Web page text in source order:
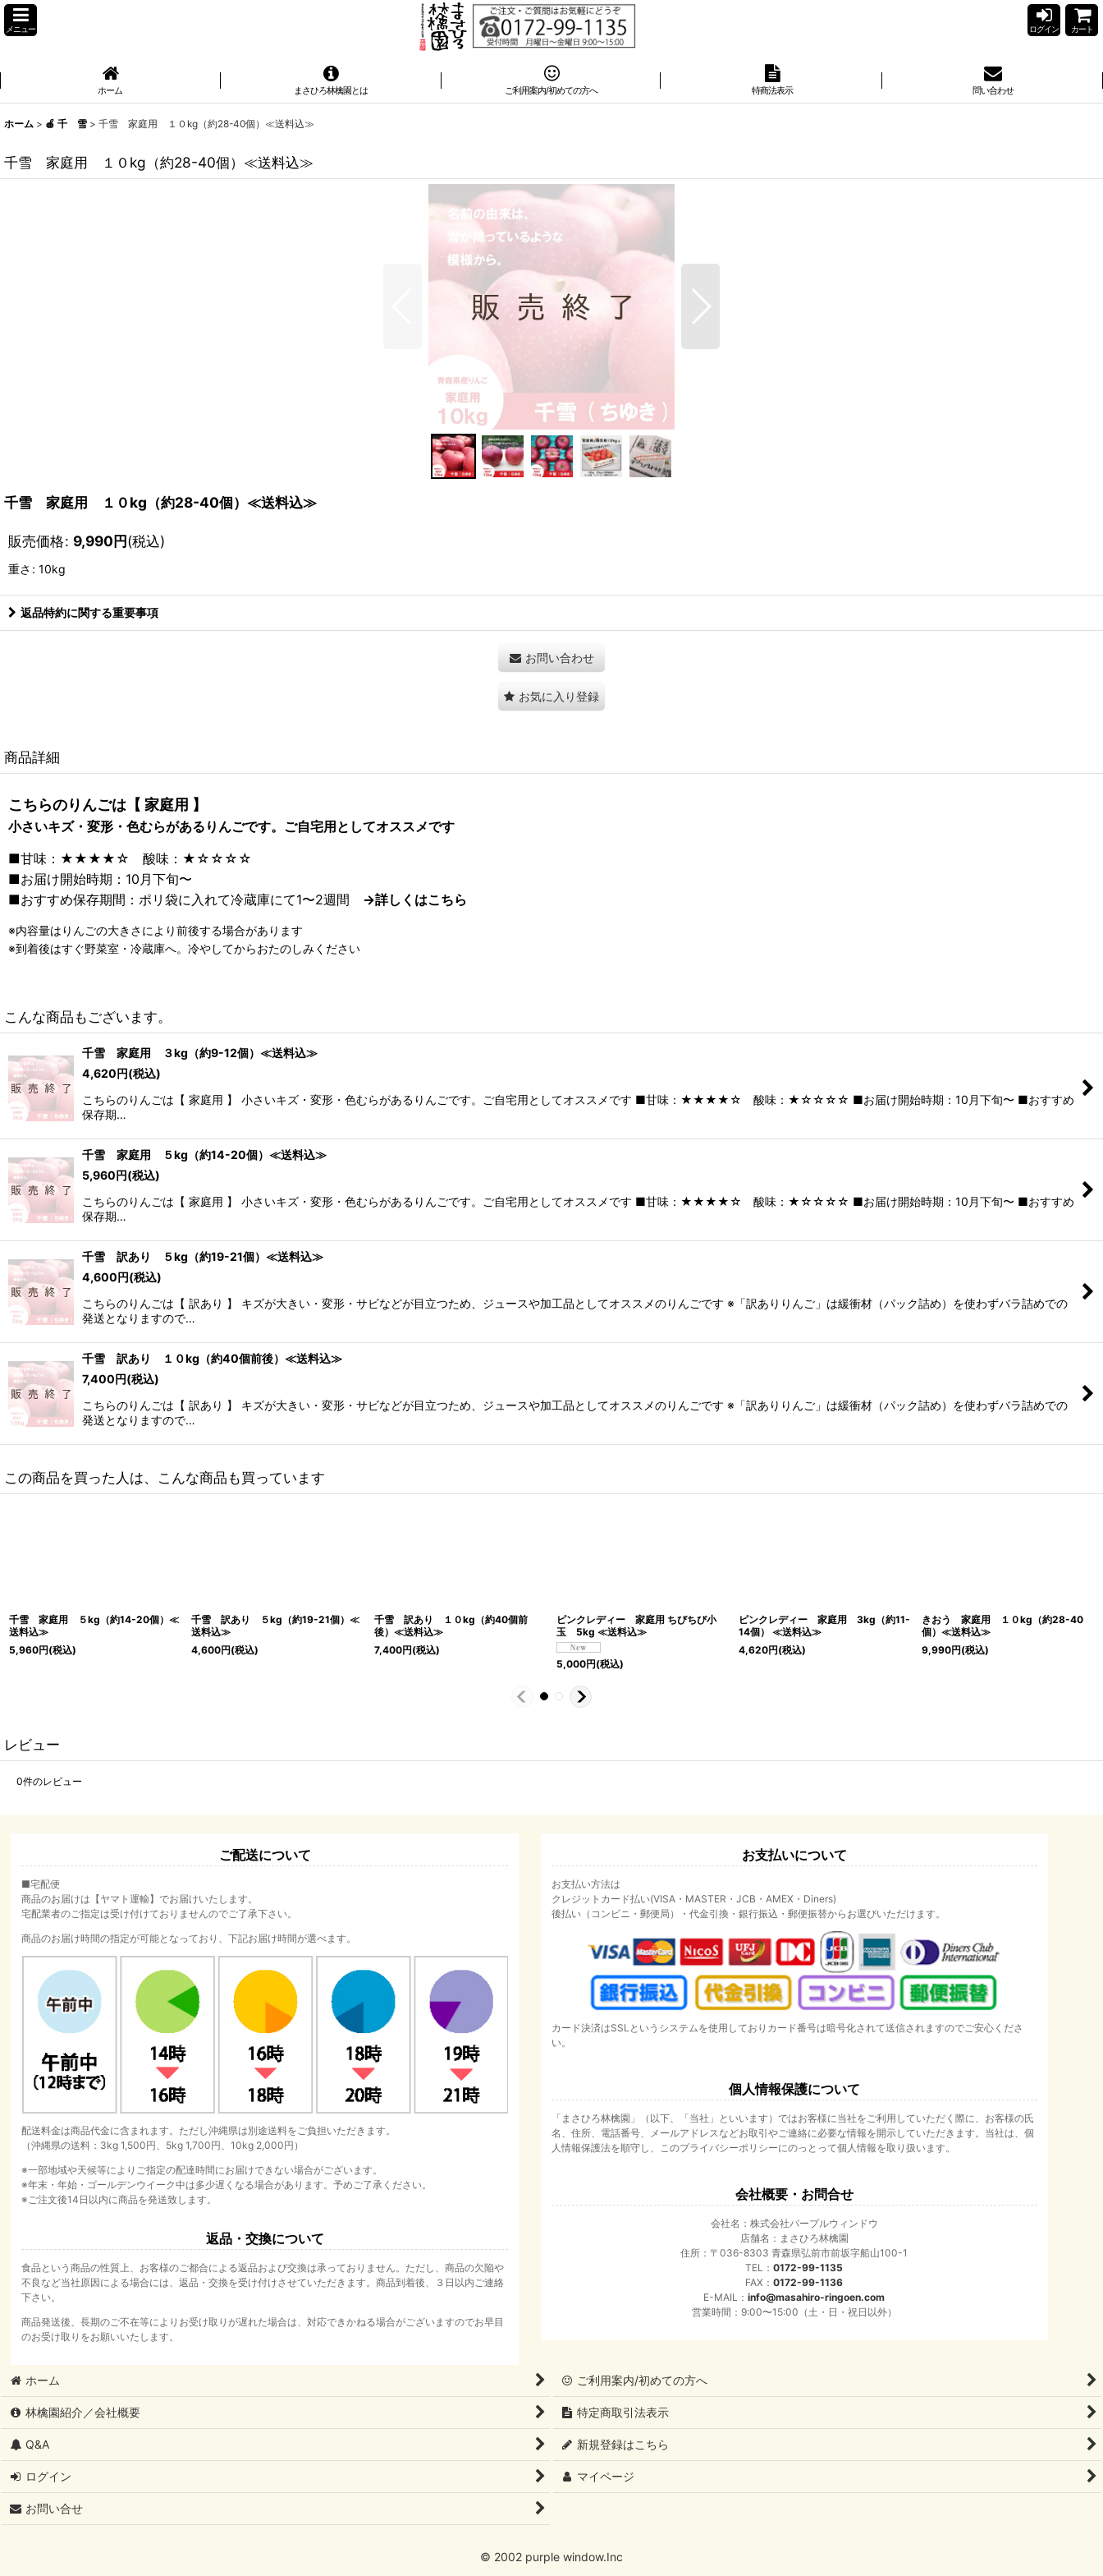
メニュー ログイン カート
ホーム まさひろ林檎園とは ご利用案内/初めての方へ 特商法表示 問い合わせ
ホーム > 🍎 千 雪 > 千雪 家庭用 １０kg（約28-40個）≪送料込≫
千雪 家庭用 １０kg（約28-40個）≪送料込≫
千雪 家庭用 １０kg（約28-40個）≪送料込≫
販売価格: 9,990円(税込)
重さ : 10kg
返品特約に関する重要事項
お問い合わせ
お気に入り登録
商品詳細
こちらのりんごは【 家庭用 】
小さいキズ・変形・色むらがあるりんごです。ご自宅用としてオススメです
■甘味：★★★★☆ 酸味：★☆☆☆☆
■お届け開始時期：10月下旬〜
■おすすめ保存期間：ポリ袋に入れて冷蔵庫にて1〜2週間 →詳しくはこちら
※内容量はりんごの大きさにより前後する場合があります
※到着後はすぐ野菜室・冷蔵庫へ。冷やしてからおたのしみください
こんな商品もございます。
千雪 家庭用 ３kg（約9-12個）≪送料込≫
4,620円(税込)
こちらのりんごは【 家庭用 】 小さいキズ・変形・色むらがあるりんごです。ご自宅用としてオススメです ■甘味：★★★★☆ 酸味：★☆☆☆☆ ■お届け開始時期：10月下旬〜 ■おすすめ
保存期…
千雪 家庭用 ５kg（約14-20個）≪送料込≫
5,960円(税込)
こちらのりんごは【 家庭用 】 小さいキズ・変形・色むらがあるりんごです。ご自宅用としてオススメです ■甘味：★★★★☆ 酸味：★☆☆☆☆ ■お届け開始時期：10月下旬〜 ■おすすめ
保存期…
千雪 訳あり ５kg（約19-21個）≪送料込≫
4,600円(税込)
こちらのりんごは【 訳あり 】 キズが大きい・変形・サビなどが目立つため、ジュースや加工品としてオススメのりんごです ※「訳ありりんご」は緩衝材（パック詰め）を使わずバラ詰めでの
発送となりますので…
千雪 訳あり １０kg（約40個前後）≪送料込≫
7,400円(税込)
こちらのりんごは【 訳あり 】 キズが大きい・変形・サビなどが目立つため、ジュースや加工品としてオススメのりんごです ※「訳ありりんご」は緩衝材（パック詰め）を使わずバラ詰めでの
発送となりますので…
この商品を買った人は、こんな商品も買っています
千雪 家庭用 ５kg（約14-20個）≪
送料込≫
5,960円(税込)
千雪 訳あり ５kg（約19-21個）≪
送料込≫
4,600円(税込)
千雪 訳あり １０kg（約40個前
後）≪送料込≫
7,400円(税込)
ピンクレディー 家庭用 ちびちび小
玉 5kg ≪送料込≫
5,000円(税込)
ピンクレディー 家庭用 3kg（約11-
14個） ≪送料込≫
4,620円(税込)
きおう 家庭用 １０kg（約28-40
個）≪送料込≫
9,990円(税込)
レビュー
0件のレビュー
ご配送について
■宅配便
商品のお届けは【ヤマト運輸】でお届けいたします。
宅配業者のご指定は受け付けておりませんのでご了承下さい。
商品のお届け時間の指定が可能となっており、下記お届け時間が選べます。
配送料金は商品代金に含まれます。ただし沖縄県は別途送料をご負担いただきます。
（沖縄県の送料：3kg 1,500円、5kg 1,700円、10kg 2,000円）
※一部地域や天候等によりご指定の配達時間にお届けできない場合がございます。
※年末・年始・ゴールデンウイーク中は多少遅くなる場合があります。予めご了承ください。
※ご注文後14日以内に商品を発送致します。
返品・交換について
食品という商品の性質上、お客様のご都合による返品および交換は承っておりません。ただし、商品の欠陥や
不良など当社原因による場合には、返品・交換を受け付けさせていただきます。商品到着後、３日以内ご連絡
下さい。
商品発送後、長期のご不在等によりお受け取りが遅れた場合は、対応できかねる場合がございますのでお早目
のお受け取りをお願いいたします。
お支払いについて
お支払い方法は
クレジットカード払い(VISA・MASTER・JCB・AMEX・Diners)
後払い（コンビニ・郵便局）・代金引換・銀行振込・郵便振替からお選びいただけます。
カード決済はSSLというシステムを使用しておりカード番号は暗号化されて送信されますのでご安心くださ
い。
個人情報保護について
「まさひろ林檎園」（以下、「当社」といいます）ではお客様に当社をご利用していただく際に、お客様の氏
名、住所、電話番号、メールアドレスなどお取引やご連絡に必要な情報を開示していただきます。当社は、個
人情報保護法を順守し、このプライバシーポリシーにのっとって個人情報を取り扱います。
会社概要・お問合せ
会社名：株式会社パープルウィンドウ
店舗名：まさひろ林檎園
住所：〒036-8303 青森県弘前市前坂字船山100-1
TEL：0172-99-1135
FAX：0172-99-1136
E-MAIL：info@masahiro-ringoen.com
営業時間：9:00〜15:00（土・日・祝日以外）
ホーム ご利用案内/初めての方へ
林檎園紹介／会社概要 特定商取引法表示
Q&A 新規登録はこちら
ログイン マイページ
お問い合せ
© 2002 purple window.Inc